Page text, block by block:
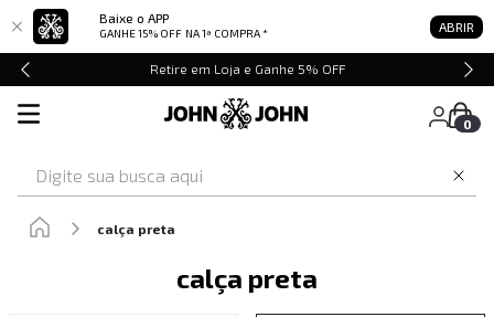
Baixe o APP
GANHE 15% OFF NA 1ª COMPRA * ABRIR
Retire em Loja e Ganhe 5% OFF
0
calça preta
calça preta